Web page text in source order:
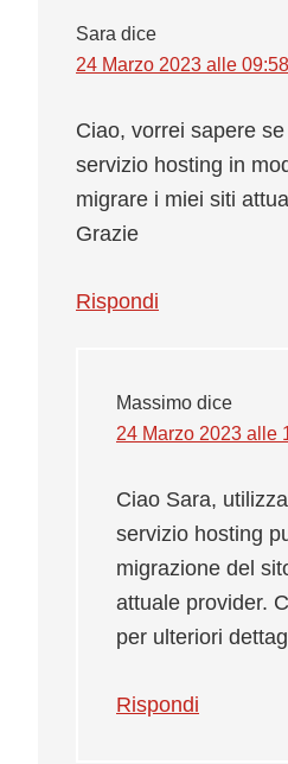
lettore
Sara dice
24 Marzo 2023 alle 09:58
Ciao, vorrei sapere
servizio hosting in
migrare i miei siti
Grazie
Rispondi
Massimo dice
24 Marzo 2023 alle
Ciao Sara,
servizio hosting
migrazione del
attuale provider.
per ulteriori
Rispondi